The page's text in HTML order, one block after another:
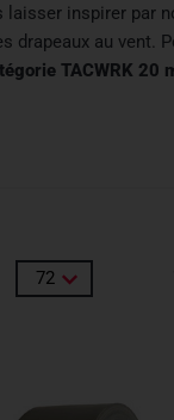
laisser inspirer par
au vent.
TACWRK 20
72